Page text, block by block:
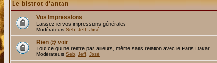
Le bistrot d'antan
Vos impressions
Laissez ici vos impressions générales
Modérateurs Seb Jeff José
Rien @ voir
Tout ce qui ne rentre pas ailleurs, même sans relation avec le Paris Dakar
Modérateurs Seb Jeff José